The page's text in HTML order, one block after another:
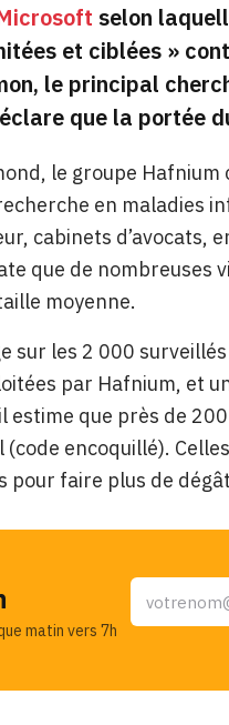
selon
et ciblées »
le principal
que la portée
le groupe
en maladies
cabinets d’avocats,
que de nombreuses
moyenne.
sur les 2 000
par Hafnium, et
que près de
encoquillé).
pour faire plus de
matin vers 7h